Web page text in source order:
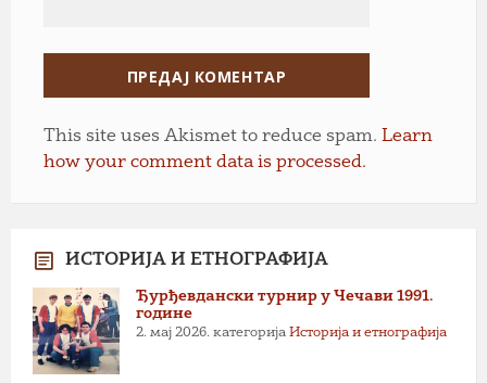
This site uses Akismet to reduce spam. Learn
how your comment data is processed.
ИСТОРИЈА И ЕТНОГРАФИЈА
Ђурђевдански турнир у Чечави 1991.
године
2. мај 2026. категорија Историја и етнографија